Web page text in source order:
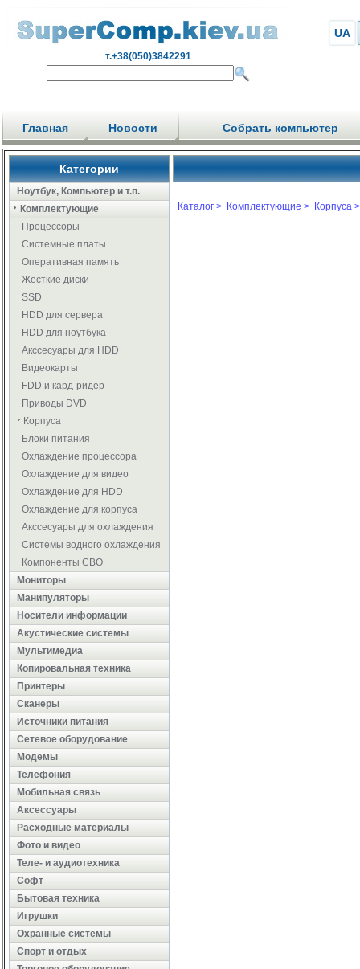
т.+38(050)3842291
UA
Главная Новости Собрать компьютер
Категории
Ноутбук, Компьютер и т.п.
Комплектующие
Процессоры
Системные платы
Оперативная память
Жесткие диски
SSD
HDD для сервера
HDD для ноутбука
Акссесуары для HDD
Видеокарты
FDD и кард-ридер
Приводы DVD
Корпуса
Блоки питания
Охлаждение процессора
Охлаждение для видео
Охлаждение для HDD
Охлаждение для корпуса
Акссесуары для охлаждения
Системы водного охлаждения
Компоненты СВО
Мониторы
Манипуляторы
Носители информации
Акустические системы
Мультимедиа
Копировальная техника
Принтеры
Сканеры
Источники питания
Сетевое оборудование
Модемы
Телефония
Мобильная связь
Аксессуары
Расходные материалы
Фото и видео
Теле- и аудиотехника
Софт
Бытовая техника
Игрушки
Охранные системы
Cпорт и отдых
Каталог > Комплектующие > Корпуса >